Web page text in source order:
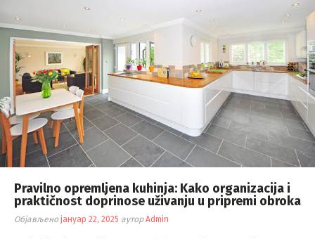
Pravilno opremljena kuhinja: Kako organizacija i
praktičnost doprinose uživanju u pripremi obroka
Објављено јануар 22, 2025 ауторAdmin